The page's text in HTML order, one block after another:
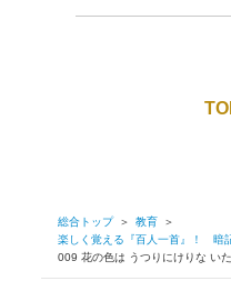
総合トップ ＞ 教育
＞
楽しく覚える『百人一首』！ 暗
009 花の色は うつりにけりな い